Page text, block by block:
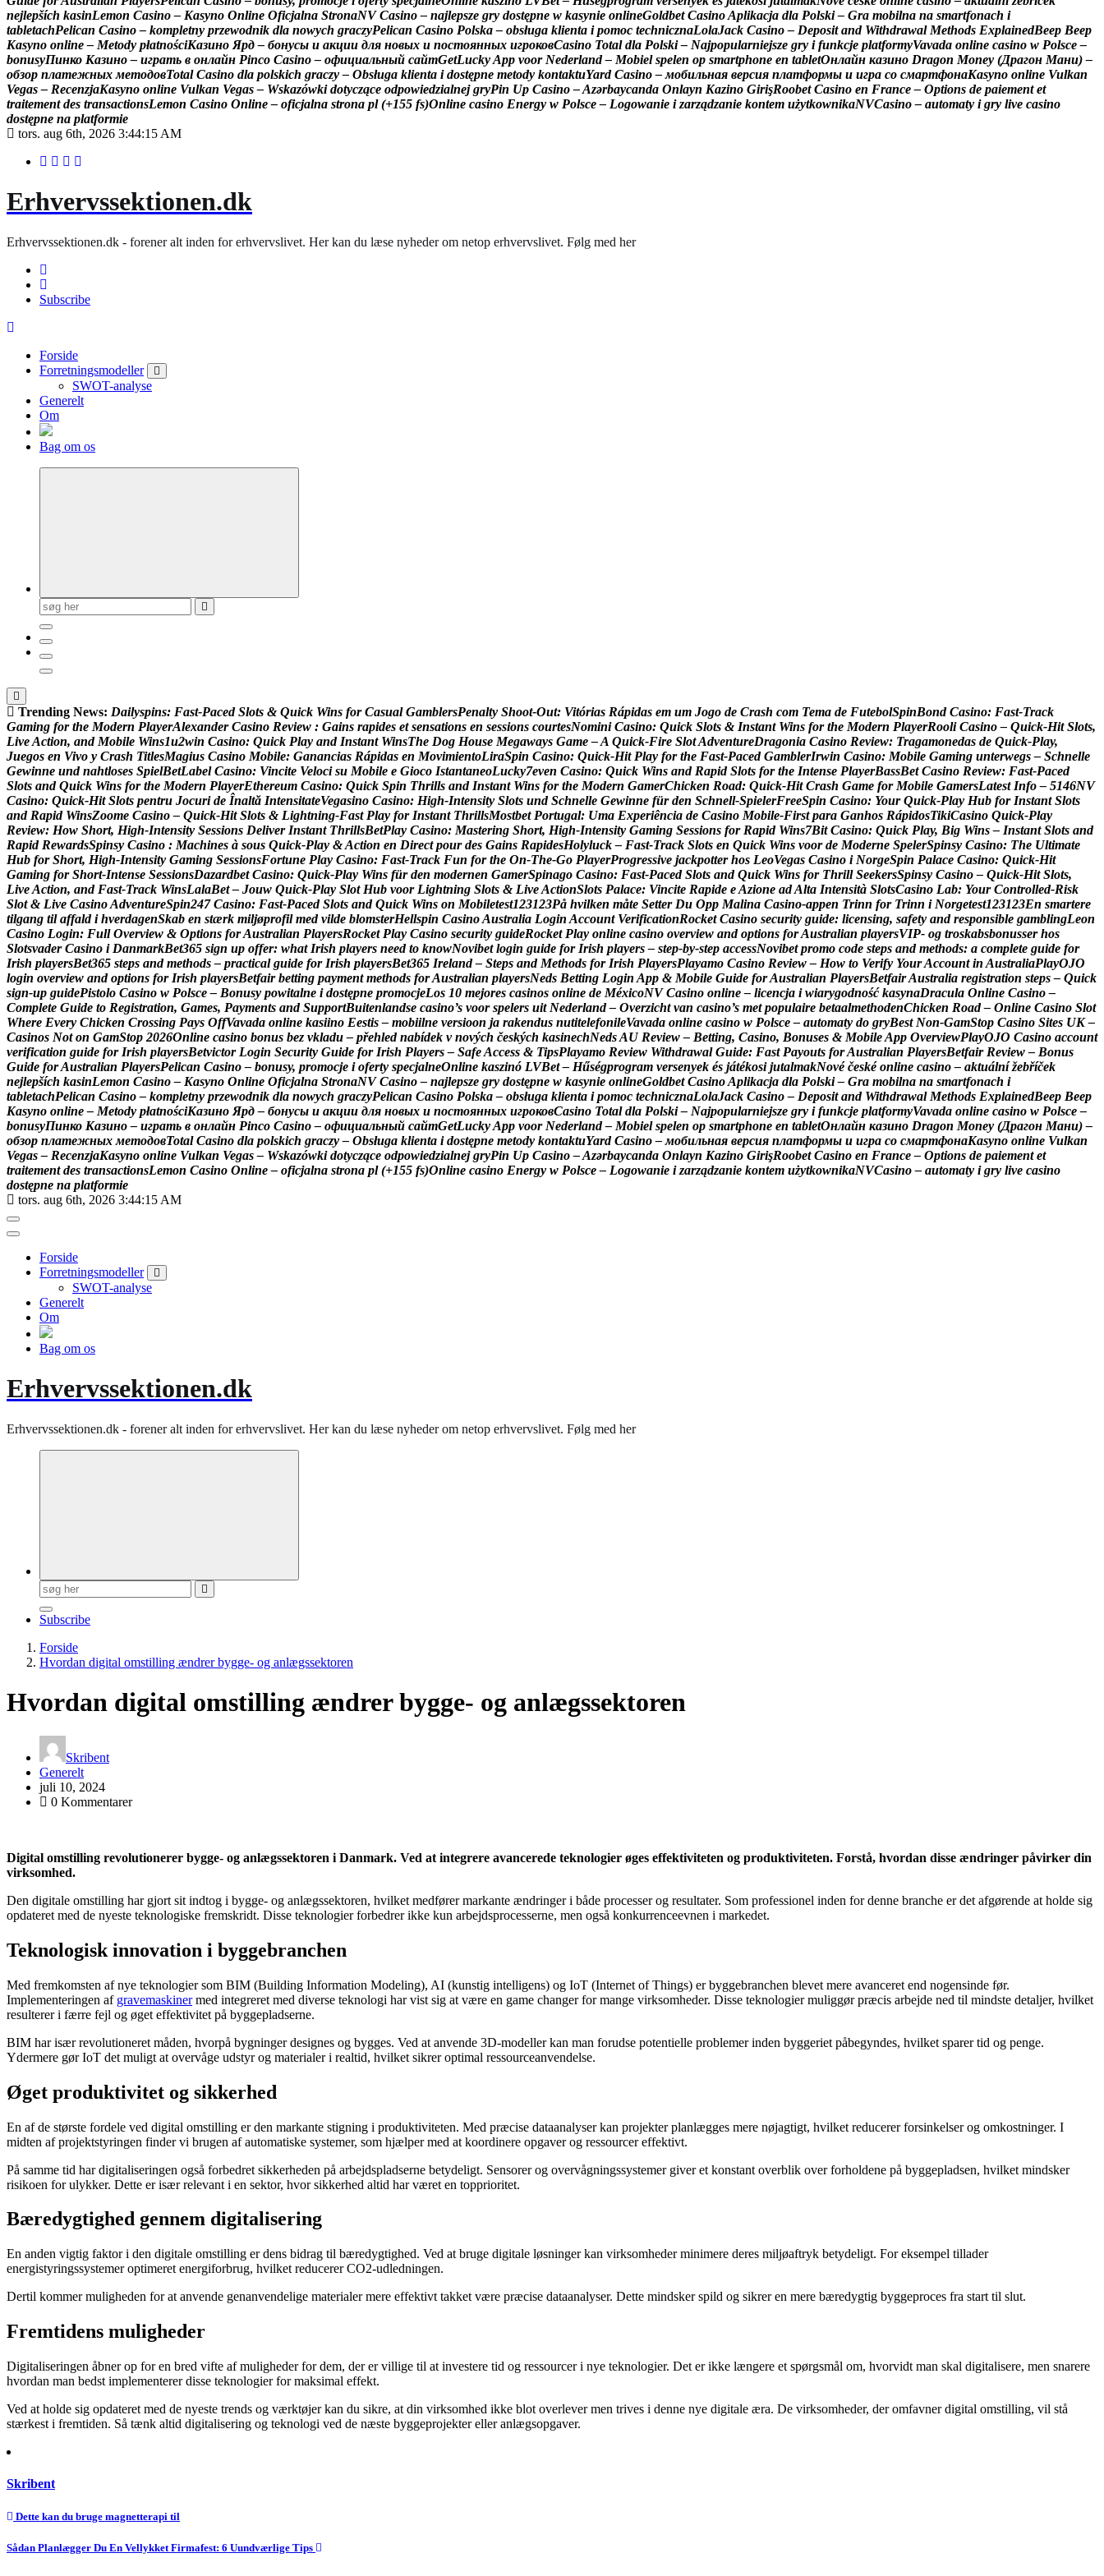
nejlepších kasinLemon Casino – Kasyno Online Oficjalna StronaNV Casino – najlepsze gry dostępne w kasynie onlineGoldbet CasinoAplikacja dla Polski – Gra mobilna na smartfonach i
tabletachPelican Casino – kompletny przewodnik dla nowych graczyPelican Casino Polska – obsługa klienta i pomoc technicznaLolaJack Casino – Deposit and Withdrawal Methods ExplainedBeep Beep
Kasyno online – Metody płatnościКазино Ярд – бонусы и акции для новых и постоянных игроковCasino Total dla Polski – Najpopularniejsze gry i funkcje platformyVavada online casino w Polsce –
bonusyПинко Казино – играть в онлайн Pinco Casino – официальный сайтGetLuckyApp voor Nederland – Mobiel spelen op smartphone en tabletОнлайн казино Dragon Money (Драгон Мани) –
обзор платежных методовTotal Casino dla polskich graczy – Obsługa klienta i dostępne metody kontaktuYard Casino – мобильная версия платформы и игра со смартфонаKasyno online Vulkan
Vegas – RecenzjaKasyno online Vulkan Vegas – Wskazówki dotyczące odpowiedzialnej gryPin Up Casino –Azərbaycanda Onlayn Kazino GirişRoobet Casino en France – Options de paiement et
traitement des transactionsLemon Casino Online – oficjalna strona pl (+155 fs)Online casino Energy w Polsce – Logowanie i zarządzanie kontem użytkownikaNVCasino – automaty i gry live casino
dostępne na platformie
tors. aug 6th, 2026 3:44:16 AM
Erhvervssektionen.dk
Erhvervssektionen.dk - forener alt inden for erhvervslivet. Her kan du læse nyheder om netop erhvervslivet. Følg med her
Subscribe
Forside
Forretningsmodeller
SWOT-analyse
Generelt
Om
Bag om os
Søg
efter:
Trending News: Dailyspins: Fast‑Paced Slots & Quick Wins for Casual GamblersPenalty Shoot-Out: Vitórias Rápidas em um Jogo de Crash com Tema de FutebolSpinBond Casino: Fast‑Track
Gaming for the Modern PlayerAlexander Casino Review : Gains rapides et sensations en sessions courtesNomini Casino: Quick Slots & Instant Wins for the Modern PlayerRooli Casino – Quick‑Hit Slots,
LiveAction, and Mobile Wins1u2win Casino: Quick Play and Instant WinsThe Dog House Megaways Game –A Quick‑Fire SlotAdventureDragonia Casino Review: Tragamonedas de Quick‑Play,
Juegos en Vivo y Crash TitlesMagius Casino Mobile: Ganancias Rápidas en MovimientoLiraSpin Casino: Quick‑Hit Play for the Fast‑Paced GamblerIrwin Casino: Mobile Gaming unterwegs – Schnelle
Gewinne und nahtloses SpielBetLabel Casino: Vincite Veloci su Mobile e Gioco IstantaneoLucky7even Casino: Quick Wins and Rapid Slots for the Intense PlayerBassBet Casino Review: Fast‑Paced
Slots and Quick Wins for the Modern PlayerEthereum Casino: Quick Spin Thrills and Instant Wins for the Modern GamerChicken Road: Quick‑Hit Crash Game for Mobile GamersLatest Info – 5146NV
Casino: Quick‑Hit Slots pentru Jocuri de Înaltă IntensitateVegasino Casino: High‑Intensity Slots und Schnelle Gewinne für den Schnell‑SpielerFreeSpin Casino: Your Quick‑Play Hub for Instant Slots
and Rapid WinsZoome Casino – Quick‑Hit Slots & Lightning‑Fast Play for Instant ThrillsMostbet Portugal: Uma Experiência de Casino Mobile‑First para Ganhos RápidosTikiCasino Quick‑Play
Review: How Short, High‑Intensity Sessions Deliver Instant ThrillsBetPlay Casino: Mastering Short, High‑Intensity Gaming Sessions for Rapid Wins7Bit Casino: Quick Play, Big Wins – Instant Slots and
Rapid RewardsSpinsy Casino : Machines à sous Quick‑Play &Action en Direct pour des Gains RapidesHolyluck – Fast‑Track Slots en Quick Wins voor de Moderne SpelerSpinsy Casino: The Ultimate
Hub for Short, High‑Intensity Gaming SessionsFortune Play Casino: Fast‑Track Fun for the On‑The‑Go PlayerProgressive jackpotter hos LeoVegas Casino i NorgeSpin Palace Casino: Quick‑Hit
Gaming for Short‑Intense SessionsDazardbet Casino: Quick‑Play Wins für den modernen GamerSpinago Casino: Fast‑Paced Slots and Quick Wins for Thrill SeekersSpinsy Casino – Quick‑Hit Slots,
LiveAction, and Fast‑Track WinsLalaBet – Jouw Quick‑Play Slot Hub voor Lightning Slots & LiveActionSlots Palace: Vincite Rapide eAzione adAlta Intensità SlotsCasino Lab: Your Controlled‑Risk
Slot & Live CasinoAdventureSpin247 Casino: Fast‑Paced Slots and Quick Wins on Mobiletest123123På hvilken måte Setter Du Opp Malina Casino-appen Trinn for Trinn i Norgetest123123En smartere
tilgang til affald i hverdagenSkab en stærk miljøprofil med vilde blomsterHellspin CasinoAustralia Login Account VerificationRocket Casino security guide: licensing, safety and responsible gamblingLeon
Casino Login: Full Overview & Options forAustralian PlayersRocket Play Casino security guideRocket Play online casino overview and options forAustralian playersVIP- og troskabsbonusser hos
Slotsvader Casino i DanmarkBet365 sign up offer: what Irish players need to knowNovibet login guide for Irish players – step‑by‑step accessNovibet promo code steps and methods: a complete guide for
Irish playersBet365 steps and methods – practical guide for Irish playersBet365 Ireland – Steps and Methods for Irish PlayersPlayamo Casino Review – How to Verify YourAccount in AustraliaPlayOJO
login overview and options for Irish playersBetfair betting payment methods forAustralian playersNeds Betting Login App & Mobile Guide forAustralian PlayersBetfairAustralia registration steps – Quick
sign‑up guidePistolo Casino w Polsce – Bonusy powitalne i dostępne promocjeLos 10 mejores casinos online de MéxicoNV Casino online – licencja i wiarygodność kasynaDracula Online Casino –
Complete Guide to Registration, Games, Payments and SupportBuitenlandse casino’s voor spelers uit Nederland – Overzicht van casino’s met populaire betaalmethodenChicken Road – Online Casino Slot
Where Every Chicken Crossing Pays OffVavada online kasiino Eestis – mobiilne versioon ja rakendus nutitelefonileVavada online casino w Polsce – automaty do gryBest Non-GamStop Casino Sites UK –
Casinos Not on GamStop 2026Online casino bonus bez vkladu – přehled nabídek v nových českých kasinechNedsAU Review – Betting, Casino, Bonuses & MobileApp OverviewPlayOJO Casino account
verification guide for Irish playersBetvictor Login Security Guide for Irish Players – SafeAccess & TipsPlayamo Review Withdrawal Guide: Fast Payouts forAustralian PlayersBetfair Review – Bonus
Guide forAustralian PlayersPelican Casino – bonusy, promocje i oferty specjalneOnline kaszinó LVBet – Hűségprogram versenyek és játékosi jutalmakNové české online casino – aktuální žebříček
nejlepších kasinLemon Casino – Kasyno Online Oficjalna StronaNV Casino – najlepsze gry dostępne w kasynie onlineGoldbet CasinoAplikacja dla Polski – Gra mobilna na smartfonach i
tabletachPelican Casino – kompletny przewodnik dla nowych graczyPelican Casino Polska – obsługa klienta i pomoc technicznaLolaJack Casino – Deposit and Withdrawal Methods ExplainedBeep Beep
Kasyno online – Metody płatnościКазино Ярд – бонусы и акции для новых и постоянных игроковCasino Total dla Polski – Najpopularniejsze gry i funkcje platformyVavada online casino w Polsce –
bonusyПинко Казино – играть в онлайн Pinco Casino – официальный сайтGetLuckyApp voor Nederland – Mobiel spelen op smartphone en tabletОнлайн казино Dragon Money (Драгон Мани) –
обзор платежных методовTotal Casino dla polskich graczy – Obsługa klienta i dostępne metody kontaktuYard Casino – мобильная версия платформы и игра со смартфонаKasyno online Vulkan
Vegas – RecenzjaKasyno online Vulkan Vegas – Wskazówki dotyczące odpowiedzialnej gryPin Up Casino –Azərbaycanda Onlayn Kazino GirişRoobet Casino en France – Options de paiement et
traitement des transactionsLemon Casino Online – oficjalna strona pl (+155 fs)Online casino Energy w Polsce – Logowanie i zarządzanie kontem użytkownikaNVCasino – automaty i gry live casino
dostępne na platformie
tors. aug 6th, 2026 3:44:16 AM
Forside
Forretningsmodeller
SWOT-analyse
Generelt
Om
Bag om os
Erhvervssektionen.dk
Erhvervssektionen.dk - forener alt inden for erhvervslivet. Her kan du læse nyheder om netop erhvervslivet. Følg med her
Søg
efter:
Subscribe
Forside
Hvordan digital omstilling ændrer bygge- og anlægssektoren
Hvordan digital omstilling ændrer bygge- og anlægssektoren
Skribent
Generelt
juli 10, 2024
0 Kommentarer
Digital omstilling revolutionerer bygge- og anlægssektoren i Danmark. Ved at integrere avancerede teknologier øges effektiviteten og produktiviteten. Forstå, hvordan disse ændringer påvirker din
virksomhed.
Den digitale omstilling har gjort sit indtog i bygge- og anlægssektoren, hvilket medfører markante ændringer i både processer og resultater. Som professionel inden for denne branche er det afgørende at holde sig
opdateret med de nyeste teknologiske fremskridt. Disse teknologier forbedrer ikke kun arbejdsprocesserne, men også konkurrenceevnen i markedet.
Teknologisk innovation i byggebranchen
Med fremkomsten af nye teknologier som BIM (Building Information Modeling), AI (kunstig intelligens) og IoT (Internet of Things) er byggebranchen blevet mere avanceret end nogensinde før.
Implementeringen af gravemaskinermed integreret med diverse teknologi har vist sig at være en game changer for mange virksomheder. Disse teknologier muliggør præcis arbejde ned til mindste detaljer, hvilket
resulterer i færre fejl og øget effektivitet på byggepladserne.
BIM har især revolutioneret måden, hvorpå bygninger designes og bygges. Ved at anvende 3D-modeller kan man forudse potentielle problemer inden byggeriet påbegyndes, hvilket sparer tid og penge.
Ydermere gør IoT det muligt at overvåge udstyr og materialer i realtid, hvilket sikrer optimal ressourceanvendelse.
Øget produktivitet og sikkerhed
En af de største fordele ved digital omstilling er den markante stigning i produktiviteten. Med præcise dataanalyser kan projekter planlægges mere nøjagtigt, hvilket reducerer forsinkelser og omkostninger. I
midten af projektstyringen finder vi brugen af automatiske systemer, som hjælper med at koordinere opgaver og ressourcer effektivt.
På samme tid har digitaliseringen også forbedret sikkerheden på arbejdspladserne betydeligt. Sensorer og overvågningssystemer giver et konstant overblik over forholdene på byggepladsen, hvilket mindsker
risikoen for ulykker. Dette er især relevant i en sektor, hvor sikkerhed altid har været en topprioritet.
Bæredygtighed gennem digitalisering
En anden vigtig faktor i den digitale omstilling er dens bidrag til bæredygtighed. Ved at bruge digitale løsninger kan virksomheder minimere deres miljøaftryk betydeligt. For eksempel tillader
energistyringssystemer optimeret energiforbrug, hvilket reducerer CO2-udledningen.
Dertil kommer muligheden for at anvende genanvendelige materialer mere effektivt takket være præcise dataanalyser. Dette mindsker spild og sikrer en mere bæredygtig byggeproces fra start til slut.
Fremtidens muligheder
Digitaliseringen åbner op for en bred vifte af muligheder for dem, der er villige til at investere tid og ressourcer i nye teknologier. Det er ikke længere et spørgsmål om, hvorvidt man skal digitalisere, men snarere
hvordan man bedst implementerer disse teknologier for maksimal effekt.
Ved at holde sig opdateret med de nyeste trends og værktøjer kan du sikre, at din virksomhed ikke blot overlever men trives i denne nye digitale æra. De virksomheder, der omfavner digital omstilling, vil stå
stærkest i fremtiden. Så tænk altid digitalisering og teknologi ved de næste byggeprojekter eller anlægsopgaver.
Skribent
Indlægsnavigation
Dette kan du bruge magnetterapi til
Sådan Planlægger Du En Vellykket Firmafest: 6 Uundværlige Tips